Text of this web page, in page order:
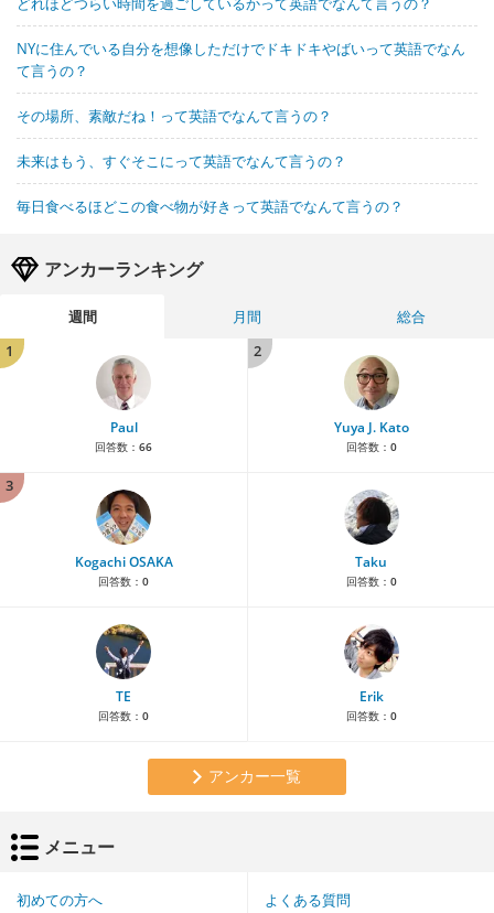
NYに住んでいる自分を想像しただけでドキドキやばいって英語でなん
て言うの？
その場所、素敵だね！って英語でなんて言うの？
未来はもう、すぐそこにって英語でなんて言うの？
毎日食べるほどこの食べ物が好きって英語でなんて言うの？
アンカーランキング
週間 月間
総合
1
Paul
回答数： 66
2
Yuya J. Kato
回答数： 0
3
Kogachi OSAKA
回答数： 0
Taku
回答数： 0
TE
回答数： 0
Erik
回答数： 0
アンカー一覧
メニュー
初めての方へ よくある質問